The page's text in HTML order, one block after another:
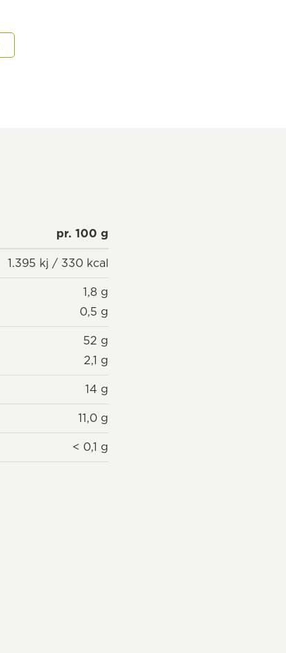
pr. 100 g
1.395 kj / 330 kcal
1,8 g
0,5 g
52 g
2,1 g
14 g
11,0 g
< 0,1 g